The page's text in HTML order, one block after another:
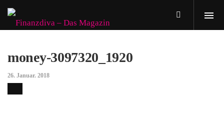
money-3097320_1920
26. Januar. 2018